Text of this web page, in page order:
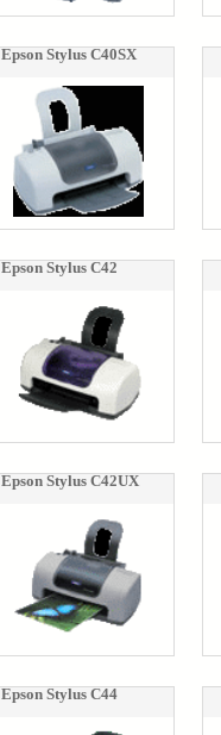
Epson Stylus C40SX
Epson Stylus C42
Epson Stylus C42UX
Epson Stylus C44